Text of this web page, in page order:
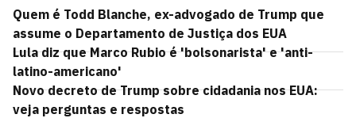
Quem é Todd Blanche, ex-advogado de Trump que
assume o Departamento de Justiça dos EUA
Lula diz que Marco Rubio é 'bolsonarista' e 'anti-
latino-americano'
Novo decreto de Trump sobre cidadania nos EUA:
veja perguntas e respostas